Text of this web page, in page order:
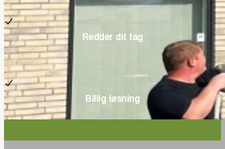
Redder dit tag
Billig løsning